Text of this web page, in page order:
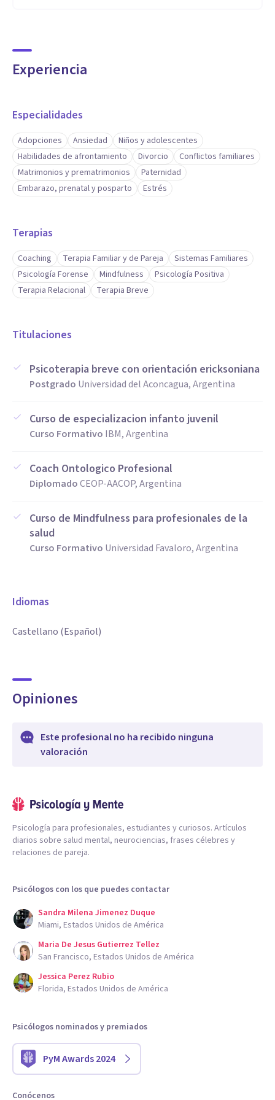
para que la persona que viene a consulta pueda resolver sus
problemas en el menor tiempo posible,sabiendo que de la
emocional.
continuen reflexionando y afianzando los cambios que van
logrando.
Experiencia
Especialidades
Adopciones Ansiedad
Niños y adolescentes
Habilidades de afrontamiento
Divorcio
Conflictos familiares
Matrimonios y prematrimonios
Paternidad
Embarazo, prenatal y posparto
Estrés
Terapias
Coaching Terapia Familiar y de Pareja
Sistemas Familiares
Psicología Forense
Mindfulness
Psicología Positiva
Terapia Relacional
Terapia Breve
Titulaciones
Psicoterapia breve con orientación ericksoniana
Postgrado Universidad del Aconcagua, Argentina
Curso de especializacion infanto juvenil
Curso Formativo IBM, Argentina
Coach Ontologico Profesional
DiplomadoCEOP-AACOP, Argentina
Curso de Mindfulness para profesionales de la
salud
Curso Formativo Universidad Favaloro, Argentina
Idiomas
Castellano (Español)
Opiniones
Este profesional no ha recibido ninguna
valoración
Psicología para profesionales, estudiantes y curiosos. Artículos
diarios sobre salud mental, neurociencias, frases célebres y
relaciones de pareja.
Psicólogos con los que puedes contactar
Sandra Milena Jimenez Duque
Miami, Estados Unidos de América
Maria De Jesus Gutierrez Tellez
San Francisco, Estados Unidos de América
Jessica Perez Rubio
Florida, Estados Unidos de América
Psicólogos nominados y premiados
PyM Awards 2024
Conócenos